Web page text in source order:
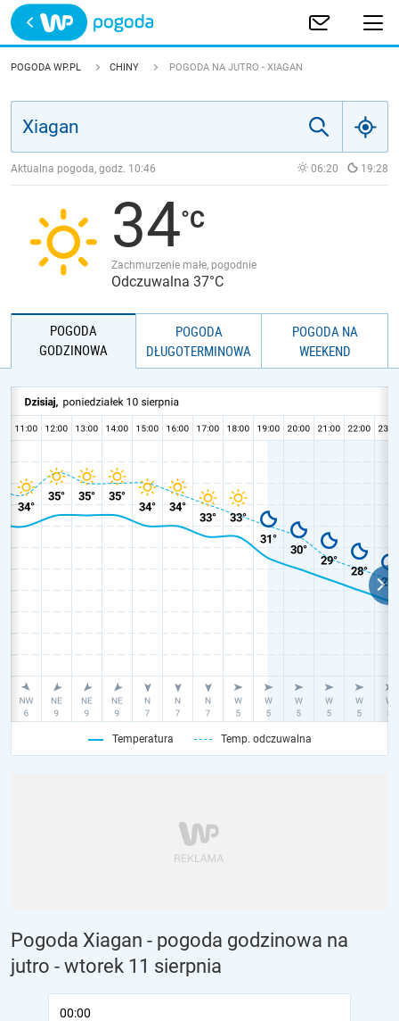
Trwa ładowanie
POLSKA
JAKOŚĆ POWIETRZA
POGODA WP.PL CHINY POGODA NA JUTRO - XIAGAN
Aktualna pogoda, godz. 10:46 06:20 19:28
34
Zachmurzenie małe, pogodnie
Odczuwalna 37°C
POGODA
GODZINOWA
POGODA
DŁUGOTERMINOWA
POGODA NA
WEEKEND
Temperatura Temp. odczuwalna
Pogoda Xiagan - pogoda godzinowa na
jutro - wtorek 11 sierpnia
00:00